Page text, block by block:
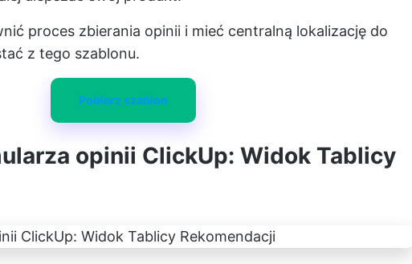
proces zbierania opinii i mieć centralną lokalizację do
z tego szablonu.
Pobierz szablon
opinii ClickUp: Widok Tablicy